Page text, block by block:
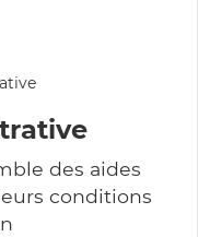
des aides
conditions